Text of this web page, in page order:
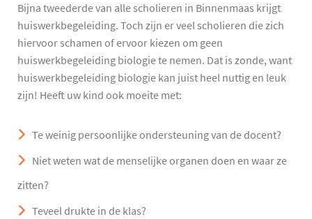
Bijna tweederde van alle scholieren in Binnenmaas krijgt
huiswerkbegeleiding. Toch zijn er veel scholieren die zich
hiervoor schamen of ervoor kiezen om geen
huiswerkbegeleiding biologie te nemen. Dat is zonde, want
huiswerkbegeleiding biologie kan juist heel nuttig en leuk
zijn! Heeft uw kind ook moeite met:
Te weinig persoonlijke ondersteuning van de docent?
Niet weten wat de menselijke organen doen en waar ze
zitten?
Teveel drukte in de klas?